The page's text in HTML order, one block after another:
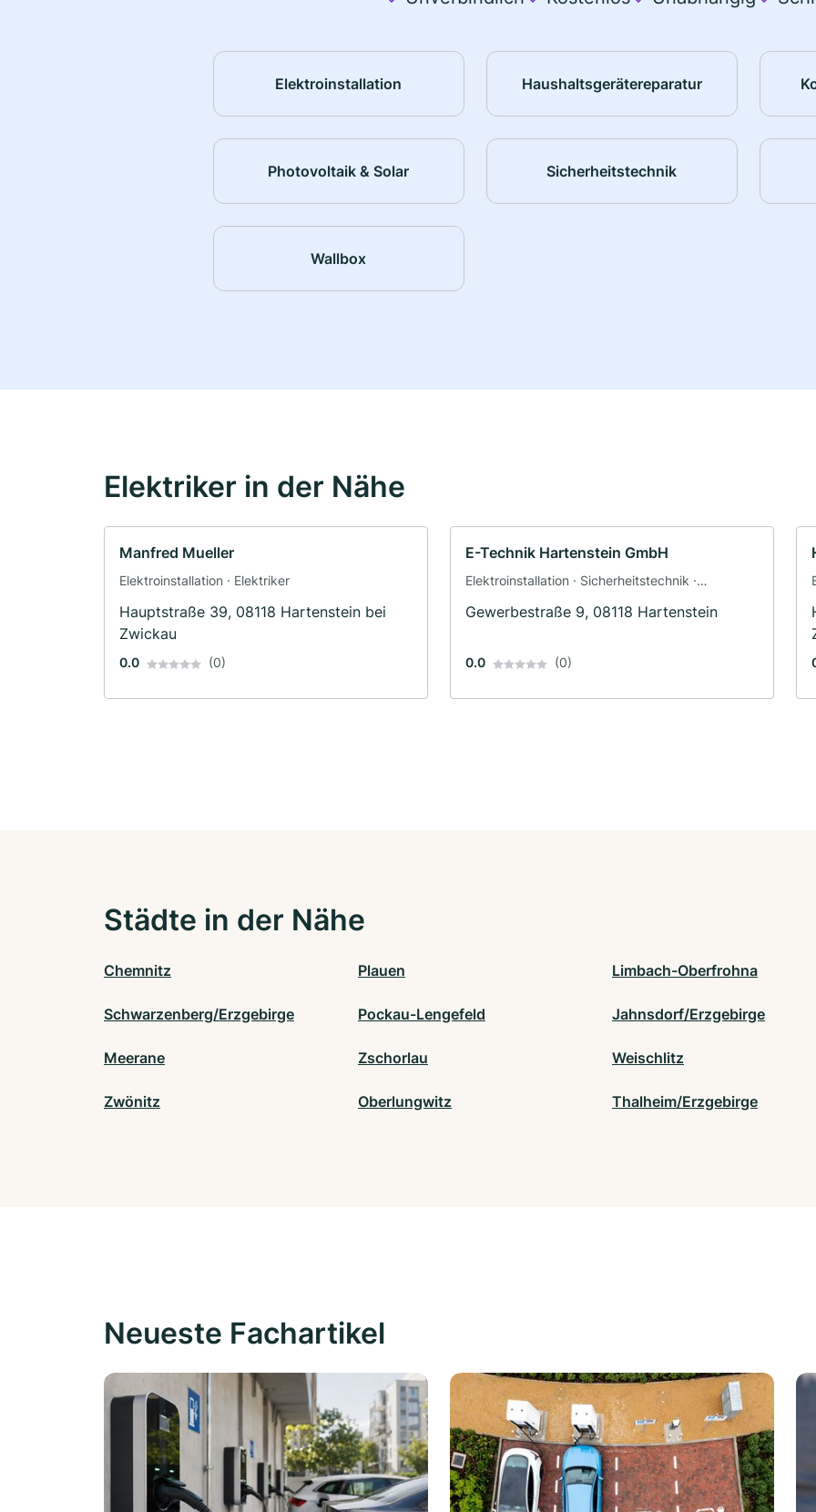
Elektroinstallation Haushaltsgerätereparatur
Photovoltaik & Solar Sicherheitstechnik
Wallbox
Elektriker in der Nähe
Manfred Mueller
Elektroinstallation · Elektriker
Hauptstraße 39, 08118 Hartenstein bei
Zwickau
0.0 (0)
E-Technik Hartenstein GmbH
Elektroinstallation · Sicherheitstechnik ·
Photovoltaik · Solaranlagen · Elektriker
Gewerbestraße 9, 08118 Hartenstein
0.0 (0)
Städte in der Nähe
Chemnitz Plauen Limbach-Oberfrohna
Schwarzenberg/Erzgebirge Pockau-Lengefeld Jahnsdorf/Erzgebirge
Meerane Zschorlau Weischlitz
Zwönitz Oberlungwitz Thalheim/Erzgebirge
Neueste Fachartikel